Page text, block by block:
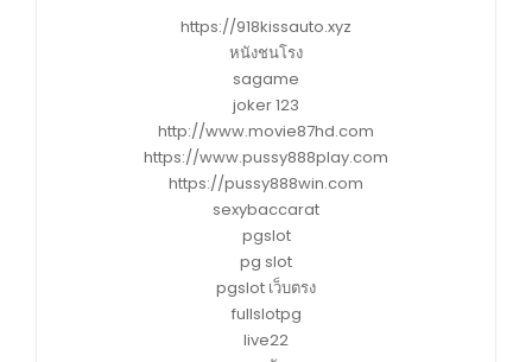
https://918kissauto.xyz
หนังชนโรง
sagame
joker 123
http://www.movie87hd.com
https://www.pussy888play.com
https://pussy888win.com
sexybaccarat
pgslot
pg slot
pgslot เว็บตรง
fullslotpg
live22